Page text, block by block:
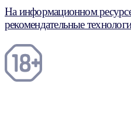
На информационном
рекомендательные